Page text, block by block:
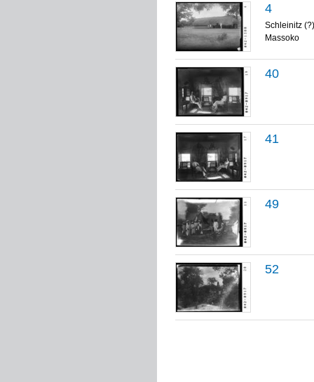
4
Schleinitz (?)
Massoko
40
41
49
52